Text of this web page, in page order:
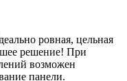
ровная, цельная
решение! При
возможен
панели.